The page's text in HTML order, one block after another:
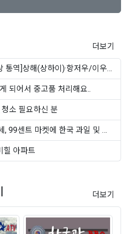
더보기
통역]상해(상하이)·항저우/이우·
되어서 중고품 처리해요..
소 필요하신 분
, 99센트 마켓에 한국 과일 및 빵
힐 아파트
더보기